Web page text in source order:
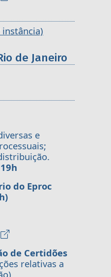
instância)
de Janeiro
e
do Eproc
de Certidões
relativas a